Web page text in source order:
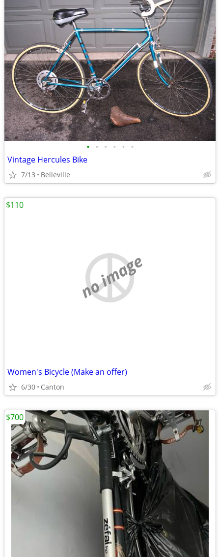
• • • • • •
Vintage Hercules Bike
7/13 Belleville
no image
Women's Bicycle (Make an offer)
6/30 Canton
$110
$700